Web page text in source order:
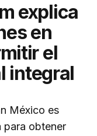
explica
en
el
integral
México es
para obtener